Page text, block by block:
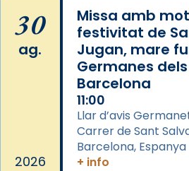
📸 J. Merino
Photo
View on Facebook Share
Arquebisbat de
de Barcelona.
2 weeks ago
Aquest dilluns, 27 de juliol,
missa d’acció de gràcies
30
ag.
2026
Missa amb
festivitat de
Jugan, mare
Germanes
Barcelona
11:00
Llar d’avis
Carrer de Sant
Barcelona, Espanya
+ info